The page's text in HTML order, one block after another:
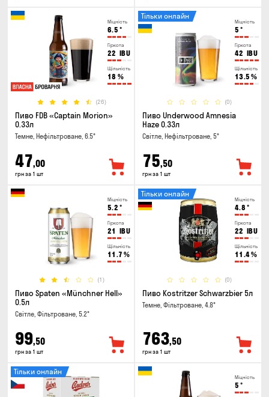
Міцність
6.5 °
Гіркота
22 IBU
Щільність
18 %
(26)
Пиво FDB «Captain Morion»
0.33л
Темне, Нефільтроване, 6.5°
47,00
грн за 1 шт
Міцність
5 °
Гіркота
42 IBU
Щільність
13.5 %
(0)
Тільки онлайн
Пиво Underwood Amnesia
Haze 0.33л
Світле, Нефільтроване, 5°
75,50
грн за 1 шт
Міцність
5.2 °
Гіркота
21 IBU
Щільність
11.7 %
(1)
Пиво Spaten «Münchner Hell»
0.5л
Світле, Фільтроване, 5.2°
99,50
грн за 1 шт
Міцність
4.8 °
Гіркота
22 IBU
Щільність
11.4%
(0)
Тільки онлайн
Пиво Kostritzer Schwarzbier 5л
Темне, Фільтроване, 4.8°
763,50
грн за 1 шт
Тільки онлайн
Міцність
5 °